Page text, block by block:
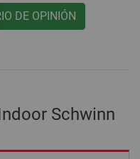
DE OPINIÓN
Schwinn